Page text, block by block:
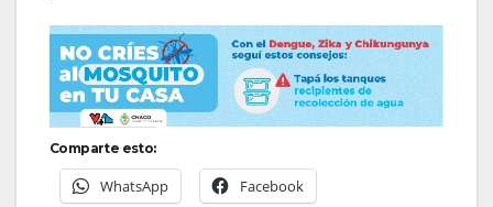
Comparte esto:
WhatsApp Facebook